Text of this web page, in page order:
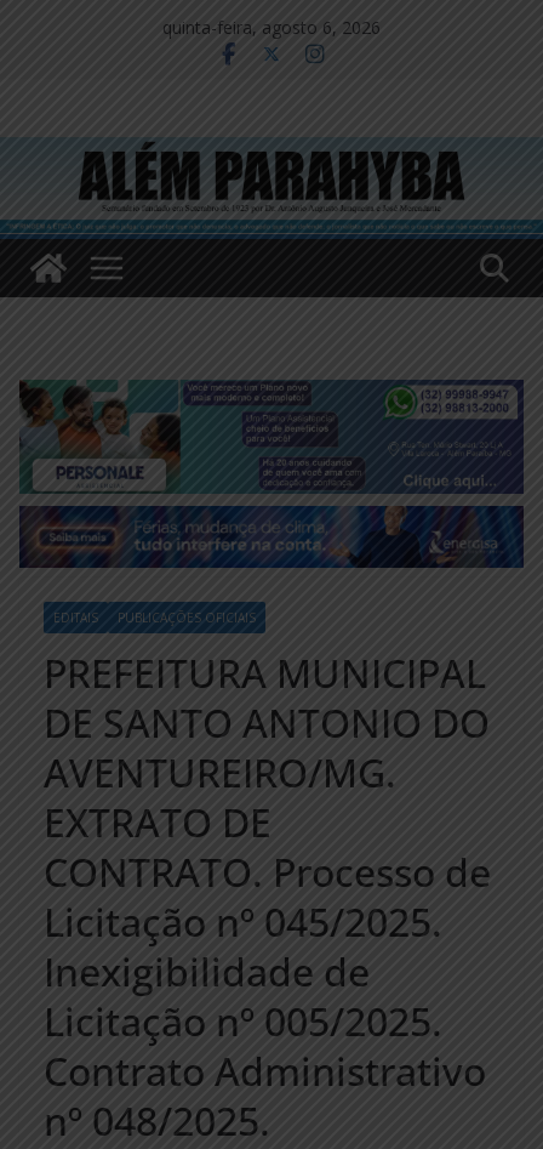
quinta-feira, agosto 6, 2026
EDITAIS PUBLICAÇÕES OFICIAIS
PREFEITURA MUNICIPAL
DE SANTO ANTONIO DO
AVENTUREIRO/MG.
EXTRATO DE
CONTRATO. Processo de
Licitação nº 045/2025.
Inexigibilidade de
Licitação nº 005/2025.
Contrato Administrativo
nº 048/2025.